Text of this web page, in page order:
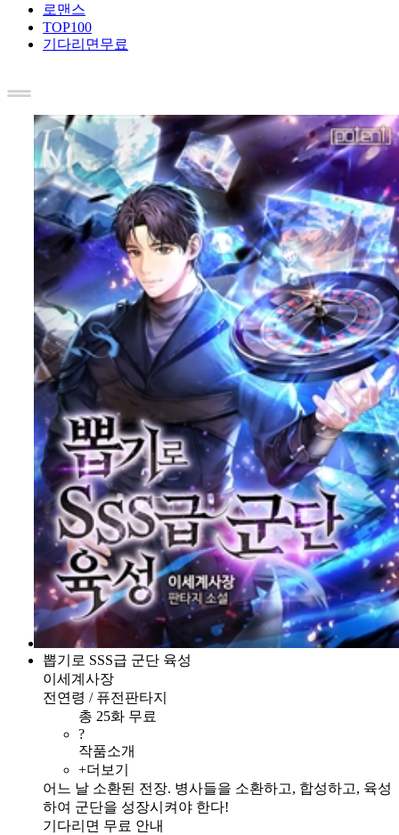
로맨스
TOP100
기다리면무료
뽑기로 SSS급 군단 육성
이세계사장
전연령 / 퓨전판타지
총 25화 무료
?
작품소개
+더보기
어느 날 소환된 전장. 병사들을 소환하고, 합성하고, 육성
하여 군단을 성장시켜야 한다!
기다리면 무료 안내